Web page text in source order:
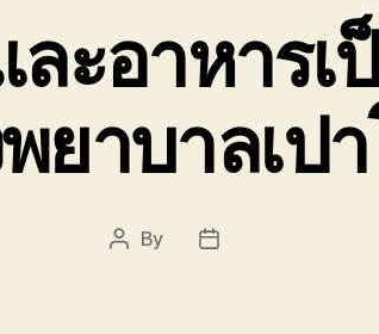
ละอาหาร
ยาบาลเป
Post
By
Post